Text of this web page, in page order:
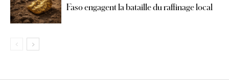
Faso engagent la bataille du raffinage local